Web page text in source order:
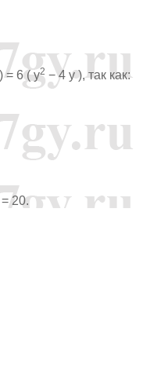
= 6 ( y2 − 4 y ), так как:
20.